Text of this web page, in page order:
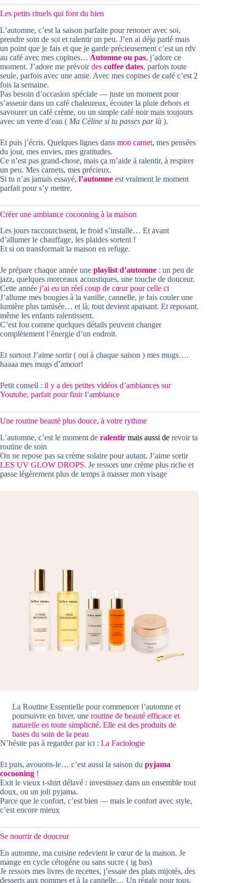
Les petits rituels qui font du bien
L’automne, c’est la saison parfaite pour renouer avec soi,
prendre soin de soi et ralentir un peu. J’en ai déja parlé mais
un point que je fais et que je garde précieusement c’est un rdv
au café avec mes copines… Automne ou pas, j’adore ce
moment. J’adore me prévoirdes coffee dates, parfois toute
seule, parfois avec une amie. Avec mes copines de café c’est 2
fois la semaine.
Pas besoin d’occasion spéciale — juste un moment pour
s’asseoir dans un café chaleureux, écouter la pluie dehors et
savourer un café crème, ou un simple café noir mais toujours
avec un verre d’eau ( Ma Céline si tu passes par là ).
Et puis j’écris. Quelques lignes dans mon carnet, mes pensées
du jour, mes envies, mes gratitudes.
Ce n’est pas grand-chose, mais ça m’aide à ralentir, à respirer
un peu. Mes carnets, mes précieux.
Si tu n’as jamais essayé, l’automne est vraiment le moment
parfait pour s’y mettre.
Créer une ambiance cocooning à la maison
Les jours raccourcissent, le froid s’installe… Et avant
d’allumer le chauffage, les plaides sortent !
Et si on transformait la maison en refuge.
Je prépare chaque année une playlist d’automne : un peu de
jazz, quelques morceaux acoustiques, une touche de douceur.
Cette année j’ai eu un réel coup de cœur pour celle ci
J’allume mes bougies à la vanille, cannelle, je fais couler une
lumière plus tamisée… et là, tout devient apaisant. Et reposant.
même les enfants ralentissent.
C’est fou comme quelques détails peuvent changer
complètement l’énergie d’un endroit.
Et surtout J’aime sortir ( oui à chaque saison ) mes mugs….
haaaa mes mugs d’amour!
Petit conseil : il y a des petites vidéos d’ambiances sur
Youtube, parfait pour finir l’ambiance
Une routine beauté plus douce, à votre rythme
L’automne, c’est le moment de ralentir mais aussi de revoir ta
routine de soin
On ne repose pas sa crème solaire pour autant. J’aime sortir
LES UV GLOW DROPS. Je ressors une crème plus riche et
passe légèrement plus de temps à masser mon visage
La Routine Essentielle pour commencer l’automne et
poursuivre en hiver, une routine de beauté efficace et
naturelle en toute simplicité. Elle est des produits de
bases du soin de la peau
N’hésite pas à regarder par ici : La Faciologie
Et puis, avouons-le… c’est aussi la saison du pyjama
cocooning !
Exit le vieux t-shirt délavé : investissez dans un ensemble tout
doux, ou un joli pyjama.
Parce que le confort, c’est bien — mais le confort avec style,
c’est encore mieux
Se nourrir de douceur
En automne, ma cuisine redevient le cœur de la maison. Je
mange en cycle cétogéne ou sans sucre ( ig bas)
Je ressors mes livres de recettes, j’essaie des plats mijotés, des
desserts aux pommes et à la cannelle… Un régale pour tous.